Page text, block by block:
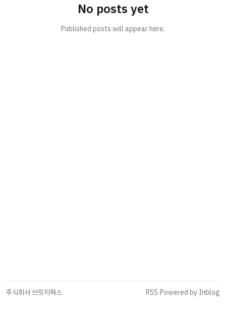
No posts yet
Published posts will appear here.
주식회사 브릿지웍스 RSS·Powered by Inblog